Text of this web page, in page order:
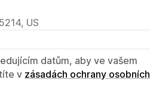
US
datům, aby ve vašem
v zásadách ochrany osobních